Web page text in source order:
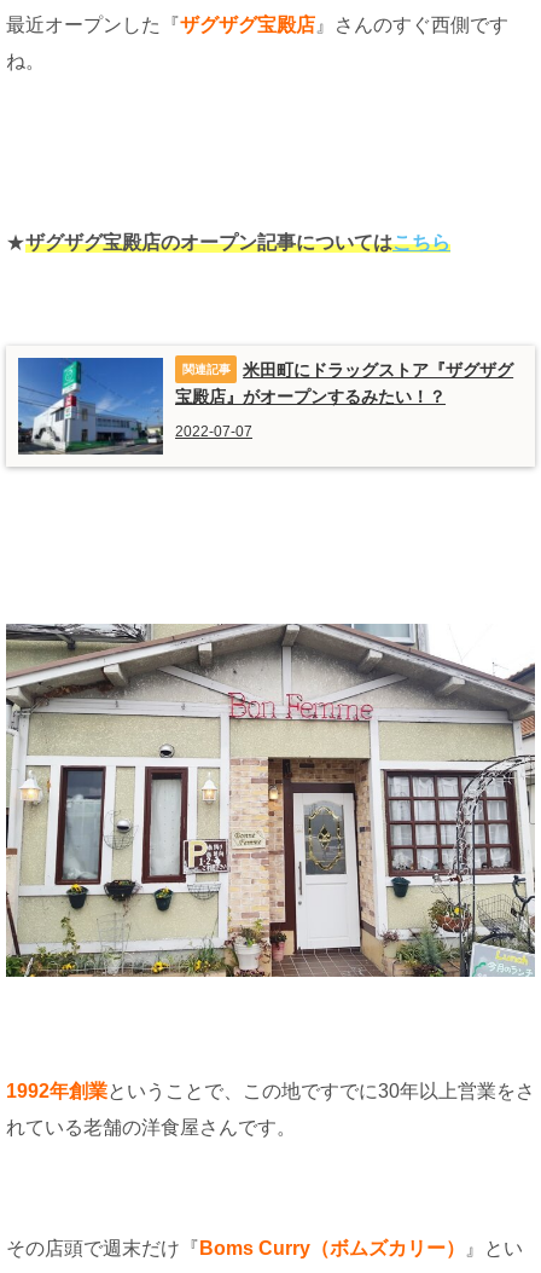
最近オープンした『ザグザグ宝殿店 』さんのすぐ西側です
ね。
★ザグザグ宝殿店のオープン記事についてはこちら
米田町にドラッグストア『ザグザグ
宝殿店』がオープンするみたい！？
2022-07-07
1992年創業ということで、この地ですでに30年以上営業をさ
れている老舗の洋食屋さんです。
その店頭で週末だけ『 Boms Curry（ボムズカリー） 』とい